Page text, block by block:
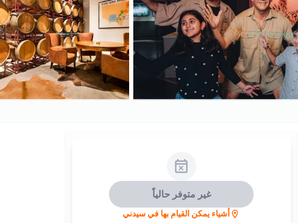
غير متوفر حالياً
أشياء يمكن القيام بها في سيدني